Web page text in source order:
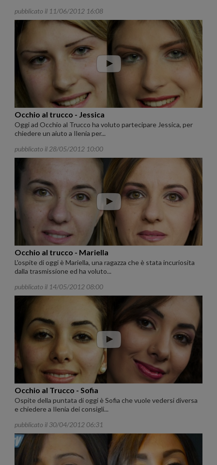
pubblicato il 11/06/2012 16:08
Occhio al trucco - Jessica
Oggi ad Occhio al Trucco ha voluto partecipare Jessica, per
chiedere un aiuto a Ilenia per...
pubblicato il 28/05/2012 10:00
Occhio al trucco - Mariella
L'ospite di oggi è Mariella, una ragazza che è stata incuriosita
dalla trasmissione ed ha voluto...
pubblicato il 14/05/2012 08:00
Occhio al Trucco - Sofia
Ospite della puntata di oggi è Sofia che vuole vedersi diversa
e chiedere a Ilenia dei consigli...
pubblicato il 30/04/2012 06:31